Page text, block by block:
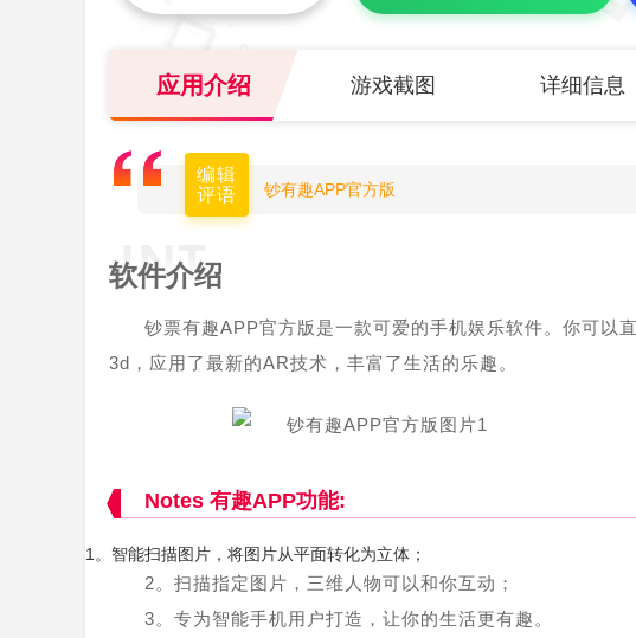
应用介绍 游戏截图 详细信息
编辑
评语
钞有趣APP官方版
软件介绍
钞票有趣APP官方版是一款可爱的手机娱乐软件。你可以
3d，应用了最新的AR技术，丰富了生活的乐趣。
Notes 有趣APP功能:
1。智能扫描图片，将图片从平面转化为立体；
2。扫描指定图片，三维人物可以和你互动；
3。专为智能手机用户打造，让你的生活更有趣。